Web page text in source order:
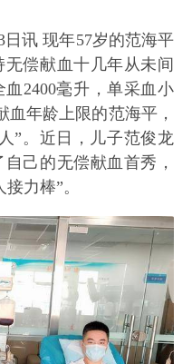
讯 现年57岁的范海平
偿献血十几年从未间
2400毫升，单采血小
血年龄上限的范海平，
”。近日，儿子范俊龙
己的无偿献血首秀，
力棒”。